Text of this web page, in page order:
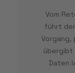
Vom
führt
Vorgang,
übergibt
Daten